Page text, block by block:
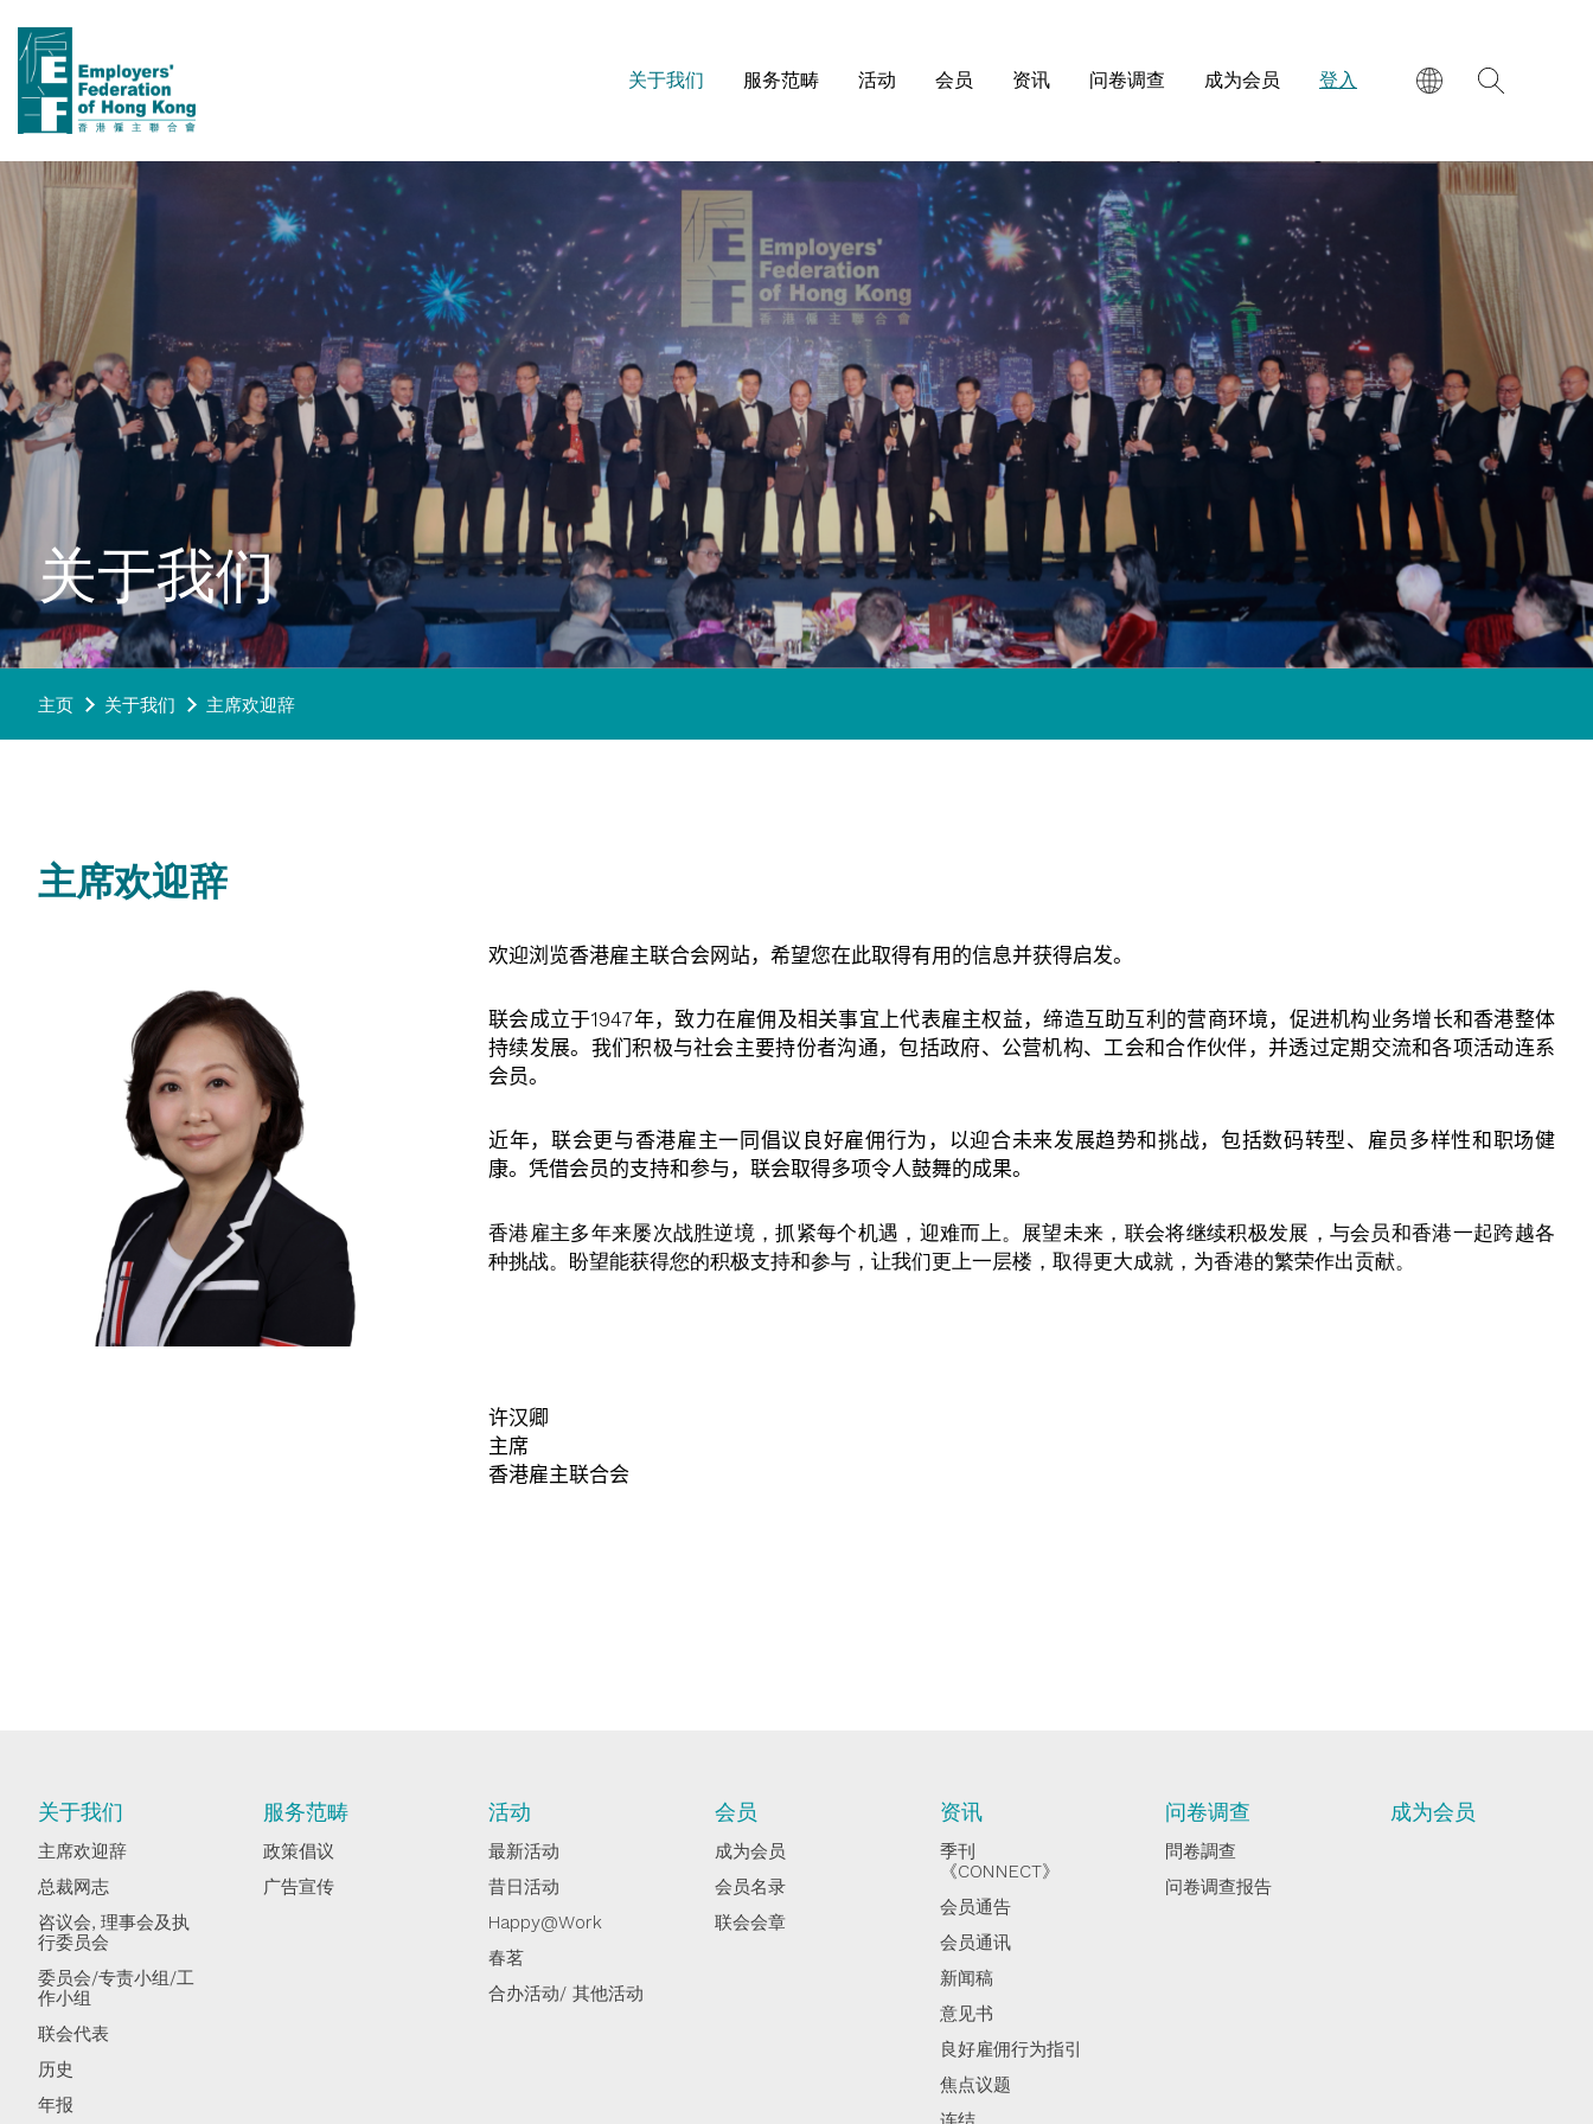
关于我们 服务范畴 活动 会员 资讯 问卷调查 成为会员 登入
关于我们
主页 关于我们 主席欢迎辞
主席欢迎辞
欢迎浏览香港雇主联合会网站，希望您在此取得有用的信息并获得启发。
联会成立于1947年，致力在雇佣及相关事宜上代表雇主权益，缔造互助互利的营商环境，促进机构业务增长和香港整体
持续发展。我们积极与社会主要持份者沟通，包括政府、公营机构、工会和合作伙伴 ， 并透过定期交流和各项活动连系
会员。
近年， 联会更与香港雇主一同倡议良好雇佣行为，以迎合未来发展趋势和挑战，包括数码转型、雇员多样性和职场健
康。凭借会员的支持和参与，联会取得多项令人鼓舞的成果。
香港雇主多年来屡次战胜逆境，抓紧每个机遇，迎难而上。展望未来，联会将继续积极发展，与会员和香港一起跨越各
种挑战。盼望能获得您的积极支持和参与，让我们更上一层楼，取得更大成就，为香港的繁荣作出贡献。
许汉卿
主席
香港雇主联合会
关于我们
主席欢迎辞
总裁网志
咨议会, 理事会及执
行委员会
委员会/专责小组/工
作小组
联会代表
历史
年报
服务范畴
政策倡议
广告宣传
活动
最新活动
昔日活动
Happy@Work
春茗
合办活动/ 其他活动
会员
成为会员
会员名录
联会会章
资讯
季刊
《CONNECT》
会员通告
会员通讯
新闻稿
意见书
良好雇佣行为指引
焦点议题
问卷调查
問卷調查
问卷调查报告
成为会员